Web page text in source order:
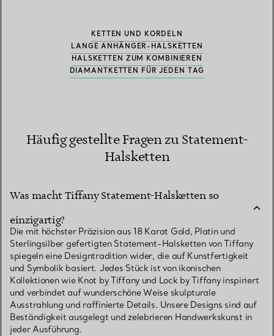
KETTEN UND KORDELN
LANGE ANHÄNGER-HALSKETTEN
HALSKETTEN ZUM KOMBINIEREN
DIAMANTKETTEN FÜR JEDEN TAG
Häufig gestellte Fragen zu Statement-
Halsketten
Was macht Tiffany Statement-Halsketten so
einzigartig?
Die mit höchster Präzision aus 18 Karat Gold, Platin und
Sterlingsilber gefertigten Statement-Halsketten von Tiffany
spiegeln eine Designtradition wider, die auf Kunstfertigkeit
und Symbolik basiert. Jedes Stück ist von ikonischen
Kollektionen wie Knot by Tiffany und Lock by Tiffany inspiriert
und verbindet auf wunderschöne Weise skulpturale
Ausstrahlung und raffinierte Details. Unsere Designs sind auf
Beständigkeit ausgelegt und zelebrieren Handwerkskunst in
jeder Ausführung.